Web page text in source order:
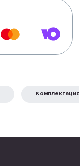
Комплектация